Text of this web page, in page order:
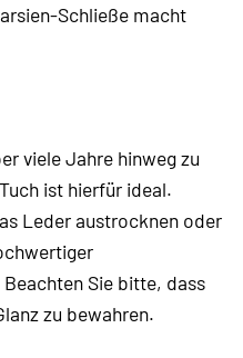
Schließe macht
viele Jahre hinweg zu
ist hierfür ideal.
Leder austrocknen oder
Sie bitte, dass
zu bewahren.